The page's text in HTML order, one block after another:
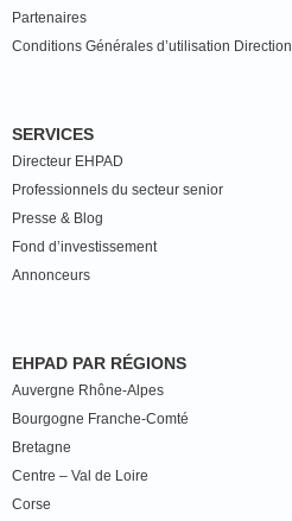
Partenaires
Conditions Générales d’utilisation Direction
SERVICES
Directeur EHPAD
Professionnels du secteur senior
Presse & Blog
Fond d’investissement
Annonceurs
EHPAD PAR RÉGIONS
Auvergne Rhône-Alpes
Bourgogne Franche-Comté
Bretagne
Centre – Val de Loire
Corse